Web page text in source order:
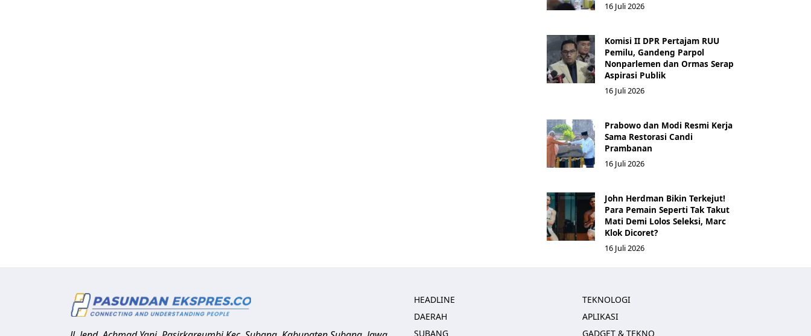
16 Juli 2026
Komisi II DPR Pertajam RUU
Pemilu, Gandeng Parpol
Nonparlemen dan Ormas Serap
Aspirasi Publik
16 Juli 2026
Prabowo dan Modi Resmi Kerja
Sama Restorasi Candi
Prambanan
16 Juli 2026
John Herdman Bikin Terkejut!
Para Pemain Seperti Tak Takut
Mati Demi Lolos Seleksi, Marc
Klok Dicoret?
16 Juli 2026
HEADLINE
DAERAH
SUBANG
TEKNOLOGI
APLIKASI
GADGET & TEKNO